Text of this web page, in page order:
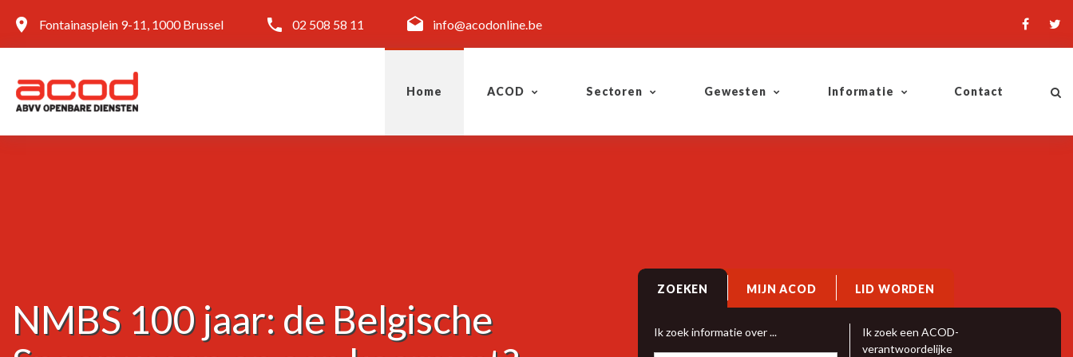
Fontainasplein 9-11, 1000 Brussel 02 508 58 11 info@acodonline.be
Home ACOD Sectoren Gewesten Informatie Contact
NMBS 100 jaar: de Belgische
Tien jaar vervoerregioraden:
ZOEKEN MIJN ACOD LID WORDEN
Ik zoek informatie over ...
Ik zoek een ACOD-
verantwoordelijke